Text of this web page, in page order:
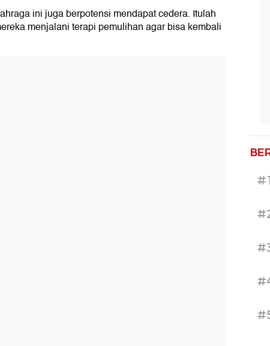
ini juga berpotensi mendapat cedera. Itulah
menjalani terapi pemulihan agar bisa kembali